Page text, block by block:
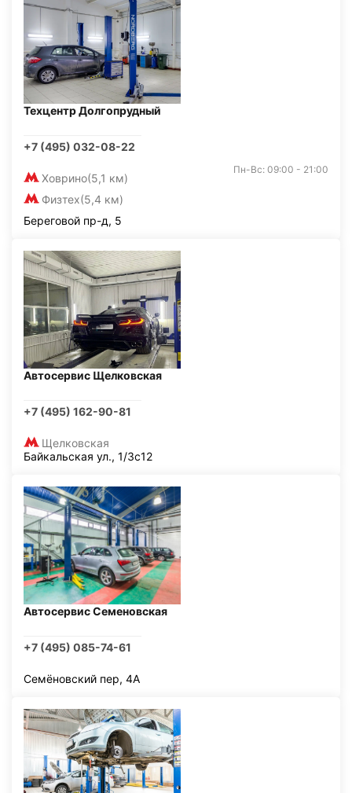
Техцентр Долгопрудный
+7 (495) 032-08-22
Ховрино(5,1 км)
Физтех(5,4 км)
Пн-Вс: 09:00 - 21:00
Береговой пр-д, 5
Автосервис Щелковская
+7 (495) 162-90-81
Щелковская
Байкальская ул., 1/3с12
Автосервис Семеновская
+7 (495) 085-74-61
Семёновский пер, 4А